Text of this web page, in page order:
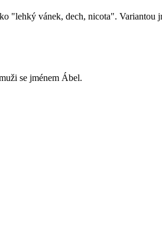
"lehký vánek, dech, nicota". Variantou
se jménem Ábel.